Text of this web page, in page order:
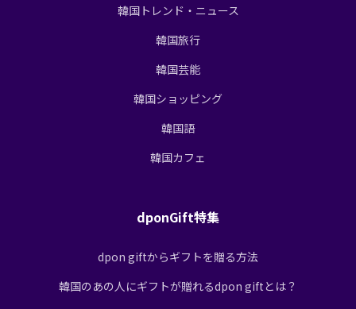
韓国トレンド・ニュース
韓国旅行
韓国芸能
韓国ショッピング
韓国語
韓国カフェ
dponGift特集
dpon giftからギフトを贈る方法
韓国のあの人にギフトが贈れるdpon giftとは？